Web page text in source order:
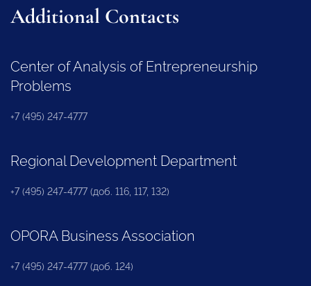
Additional Contacts
Center of Analysis of Entrepreneurship
Problems
+7 (495) 247-4777
Regional Development Department
+7 (495) 247-4777 (доб. 116, 117, 132)
OPORA Business Association
+7 (495) 247-4777 (доб. 124)